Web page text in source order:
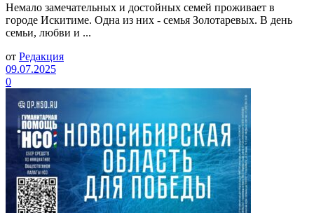
Немало замечательных и достойных семей проживает в
городе Искитиме. Одна из них - семья Золотаревых. В день
семьи, любви и ...
от Редакция
09.07.2025
0